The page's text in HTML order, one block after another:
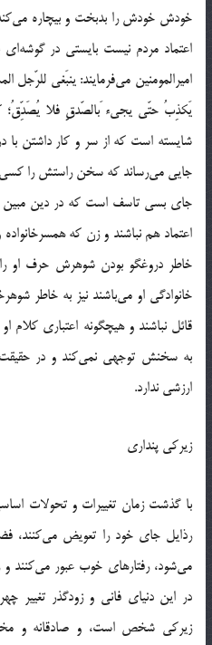
خودش خودش را بدبخت و بیچاره
اعتماد مردم نیست بایستی در
امیرالمومنین می‌فرمایند: ینبَغی للرّجل
یَکذِبُ حتّی یجیء َبالصّدقِِ فلا یُصَدِّقُ؛
شایسته است که از سر و کار داشتن با
جایی می‌رساند که سخن راستش را کسی
جای بسی تاسف است که در دین مبین
اعتماد هم نباشند و زن که
خاطر دروغگو بودن شوهرش حرف او را
خانوادگی او می‌باشند نیز به خاطر
قائل نباشند و هیچگونه اعتباری کلام
به سخنش توجهی نمی‌کند و در حقیقت
ارزشی ندارد.
زیرکی پنداری
با گذشت زمان تغییرات و تحولات
رذایل جای خود را تعویض می‌کنند،
می‌شود، رفتارهای خوب عبور می‌کنند
در این دنیای فانی و زودگذر تغییر
زیرکی شخص است، و صادقانه و